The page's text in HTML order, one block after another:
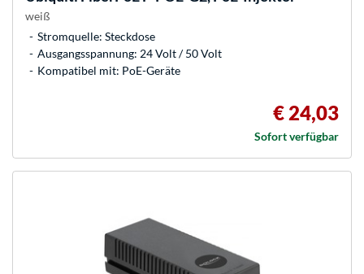
weiß
Stromquelle: Steckdose
Ausgangsspannung: 24 Volt / 50 Volt
Kompatibel mit: PoE-Geräte
€ 24,03
Sofort verfügbar